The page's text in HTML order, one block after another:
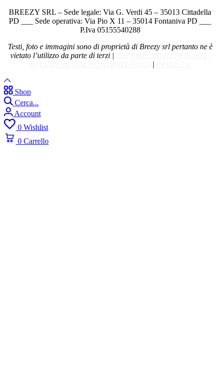
BREEZY SRL – Sede legale: Via G. Verdi 45 – 35013 Cittadella
PD ___ Sede operativa: Via Pio X 11 – 35014 Fontaniva PD ___
P.Iva 05155540288
Testi, foto e immagini sono di proprietà di Breezy srl pertanto ne è
vietato l’utilizzo da parte di terzi |
|
Shop
Cerca...
Account
0 Wishlist
0 Carrello